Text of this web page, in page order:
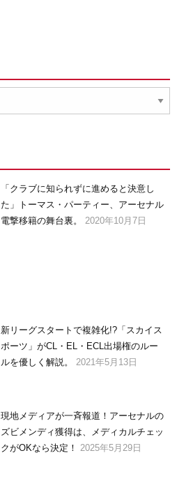
「クラブに知られずに進めると決意し
た」トーマス・パーティー、アーセナル
電撃移籍の舞台裏。
2020年10月7日
新リーグスタートで複雑化!?「スカイス
ポーツ」がCL・EL・ECL出場権のルー
ルを優しく解説。
2021年5月13日
現地メディアが一斉報道！アーセナルの
ズビメンディ獲得は、メディカルチェッ
クがOKなら決定！ 2025年5月29日